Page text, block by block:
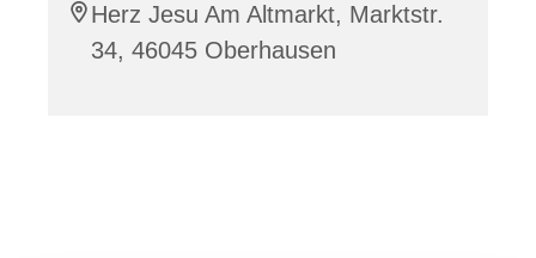
Herz Jesu Am Altmarkt, Marktstr.
34, 46045 Oberhausen